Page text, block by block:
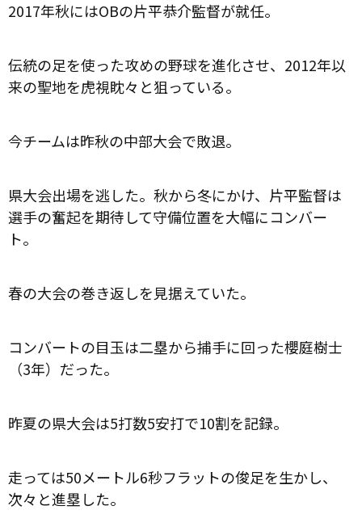
2017年秋にはOBの片平恭介監督が就任。
伝統の足を使った攻めの野球を進化させ、2012年以
来の聖地を虎視眈々と狙っている。
今チームは昨秋の中部大会で敗退。
県大会出場を逃した。秋から冬にかけ、片平監督は
選手の奮起を期待して守備位置を大幅にコンバー
ト。
春の大会の巻き返しを見据えていた。
コンバートの目玉は二塁から捕手に回った櫻庭樹士
（3年）だった。
昨夏の県大会は5打数5安打で10割を記録。
走っては50メートル6秒フラットの俊足を生かし、
次々と進塁した。